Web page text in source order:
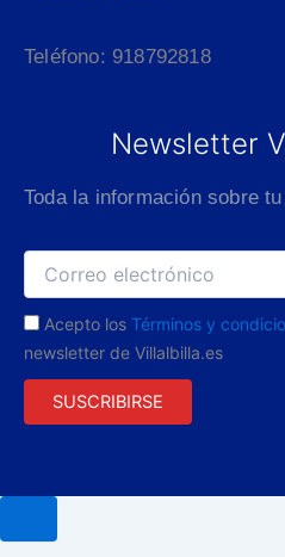
Teléfono: 918792818
Newsletter
Toda la información sobre
Acepto los Términos y
newsletter de Villalbilla.es
SUSCRIBIRSE